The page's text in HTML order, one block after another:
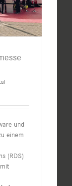
und
einem
(RDS)